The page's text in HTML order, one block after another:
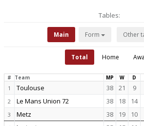
Tables:
Main Form Other
Total Home
# Team MP W D
1 Toulouse 38 21 9
2 Le Mans Union 72 38 18 14
3 Metz 38 19 10